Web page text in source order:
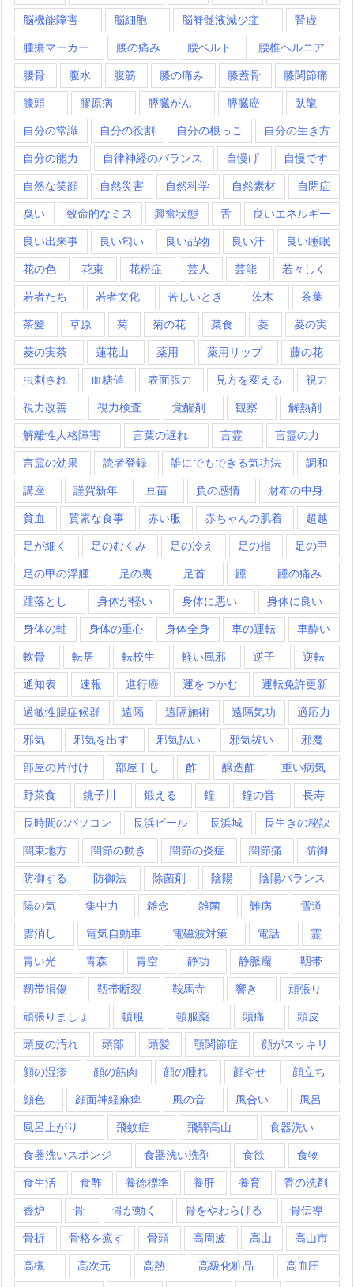
脳機能障害 脳細胞 脳脊髄液減少症 腎虚
腫瘍マーカー 腰の痛み 腰ベルト 腰椎ヘルニア
腰骨 腹水 腹筋 膝の痛み 膝蓋骨 膝関節痛
膝頭 膠原病 膵臓がん 膵臓癌 臥龍
自分の常識 自分の役割 自分の根っこ 自分の生き方
自分の能力 自律神経のバランス 自慢げ 自慢です
自然な笑顔 自然災害 自然科学 自然素材 自閉症
臭い 致命的なミス 興奮状態 舌 良いエネルギー
良い出来事 良い匂い 良い品物 良い汗 良い睡眠
花の色 花束 花粉症 芸人 芸能 若々しく
若者たち 若者文化 苦しいとき 茨木 茶葉
茶髪 草原 菊 菊の花 菜食 菱 菱の実
菱の実茶 蓮花山 薬用 薬用リップ 藤の花
虫刺され 血糖値 表面張力 見方を変える 視力
視力改善 視力検査 覚醒剤 観察 解熱剤
解離性人格障害 言葉の遅れ 言霊 言霊の力
言霊の効果 読者登録 誰にでもできる気功法 調和
講座 謹賀新年 豆苗 負の感情 財布の中身
貧血 質素な食事 赤い服 赤ちゃんの肌着 超越
足が細く 足のむくみ 足の冷え 足の指 足の甲
足の甲の浮腫 足の裏 足首 踵 踵の痛み
踵落とし 身体が軽い 身体に悪い 身体に良い
身体の軸 身体の重心 身体全身 車の運転 車酔い
軟骨 転居 転校生 軽い風邪 逆子 逆転
通知表 速報 進行癌 運をつかむ 運転免許更新
過敏性腸症候群 遠隔 遠隔施術 遠隔気功 適応力
邪気 邪気を出す 邪気払い 邪気祓い 邪魔
部屋の片付け 部屋干し 酢 醸造酢 重い病気
野菜食 銚子川 鍛える 鐘 鐘の音 長寿
長時間のパソコン 長浜ビール 長浜城 長生きの秘訣
関東地方 関節の動き 関節の炎症 関節痛 防御
防御する 防御法 除菌剤 陰陽 陰陽バランス
陽の気 集中力 雑念 雑菌 難病 雪道
雲消し 電気自動車 電磁波対策 電話 霊
青い光 青森 青空 静功 静脈瘤 靱帯
靱帯損傷 靱帯断裂 鞍馬寺 響き 頑張り
頑張りましょ 頓服 頓服薬 頭痛 頭皮
頭皮の汚れ 頭部 頭髪 顎関節症 顔がスッキリ
顔の湿疹 顔の筋肉 顔の腫れ 顔やせ 顔立ち
顔色 顔面神経麻痺 風の音 風合い 風呂
風呂上がり 飛蚊症 飛騨高山 食器洗い
食器洗いスポンジ 食器洗い洗剤 食欲 食物
食生活 食酢 養徳標準 養肝 養育 香の洗剤
香炉 骨 骨が動く 骨をやわらげる 骨伝導
骨折 骨格を癒す 骨頭 高周波 高山 高山市
高槻 高次元 高熱 高級化粧品 高血圧